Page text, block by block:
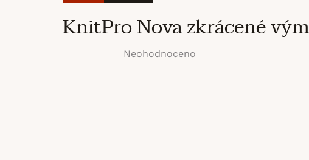
KnitPro Nova zkrácené
Neohodnoceno